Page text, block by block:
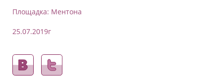
Площадка: Ментона
25.07.2019г